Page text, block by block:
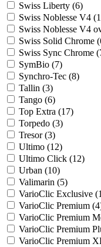
Swiss Liberty (6)
Swiss Noblesse V4 (
Swiss Noblesse V4
Swiss Solid Chrome (
Swiss Sync Chrome (
SymBio (7)
Synchro-Tec (8)
Tallin (3)
Tango (6)
Top Extra (17)
Torpedo (3)
Tresor (3)
Ultimo (12)
Ultimo Click (12)
Urban (10)
Valimarin (5)
VarioClic Exclusive (
VarioClic Premium (4
VarioClic Premium
VarioClic Premium
VarioClic Premium